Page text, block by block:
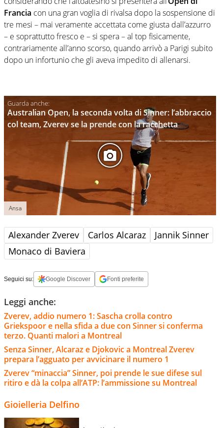
Francia con una gran voglia di rivalsa dopo la sospensione di
tre mesi – mai veramente accettata come giusta dall’azzurro
– e soprattutto fresco e – si spera – al top fisicamente,
contrariamente all’anno scorso, quando arrivò a Parigi subito
dopo un infortunio che gli aveva impedito di allenarsi.
Australian Open, la seconda volta di Sinner: l’abbraccio
col team, Zverev se la prende con la racchetta
Ansa
Alexander Zverev Carlos Alcaraz
Jannik Sinner
Monaco di Baviera
Seguici su: Google Discover Fonti preferite
Leggi anche:
Zverev, addio numero 1: Sascha crolla contro
Griekspoor e nella sfida a due con Sinner si conferma
terzo. Quanti malori a Montreal
Senza Sinner, Alcaraz e Djokovic a Montreal Zverev
prepara l’agguato per avvicinare il numero 1
Zverev “minaccia” Sinner, poi prende le sue difese sul
ritiro e dà la colpa all’ATP: l’ammissione su Montreal
Gioielleria Delfino